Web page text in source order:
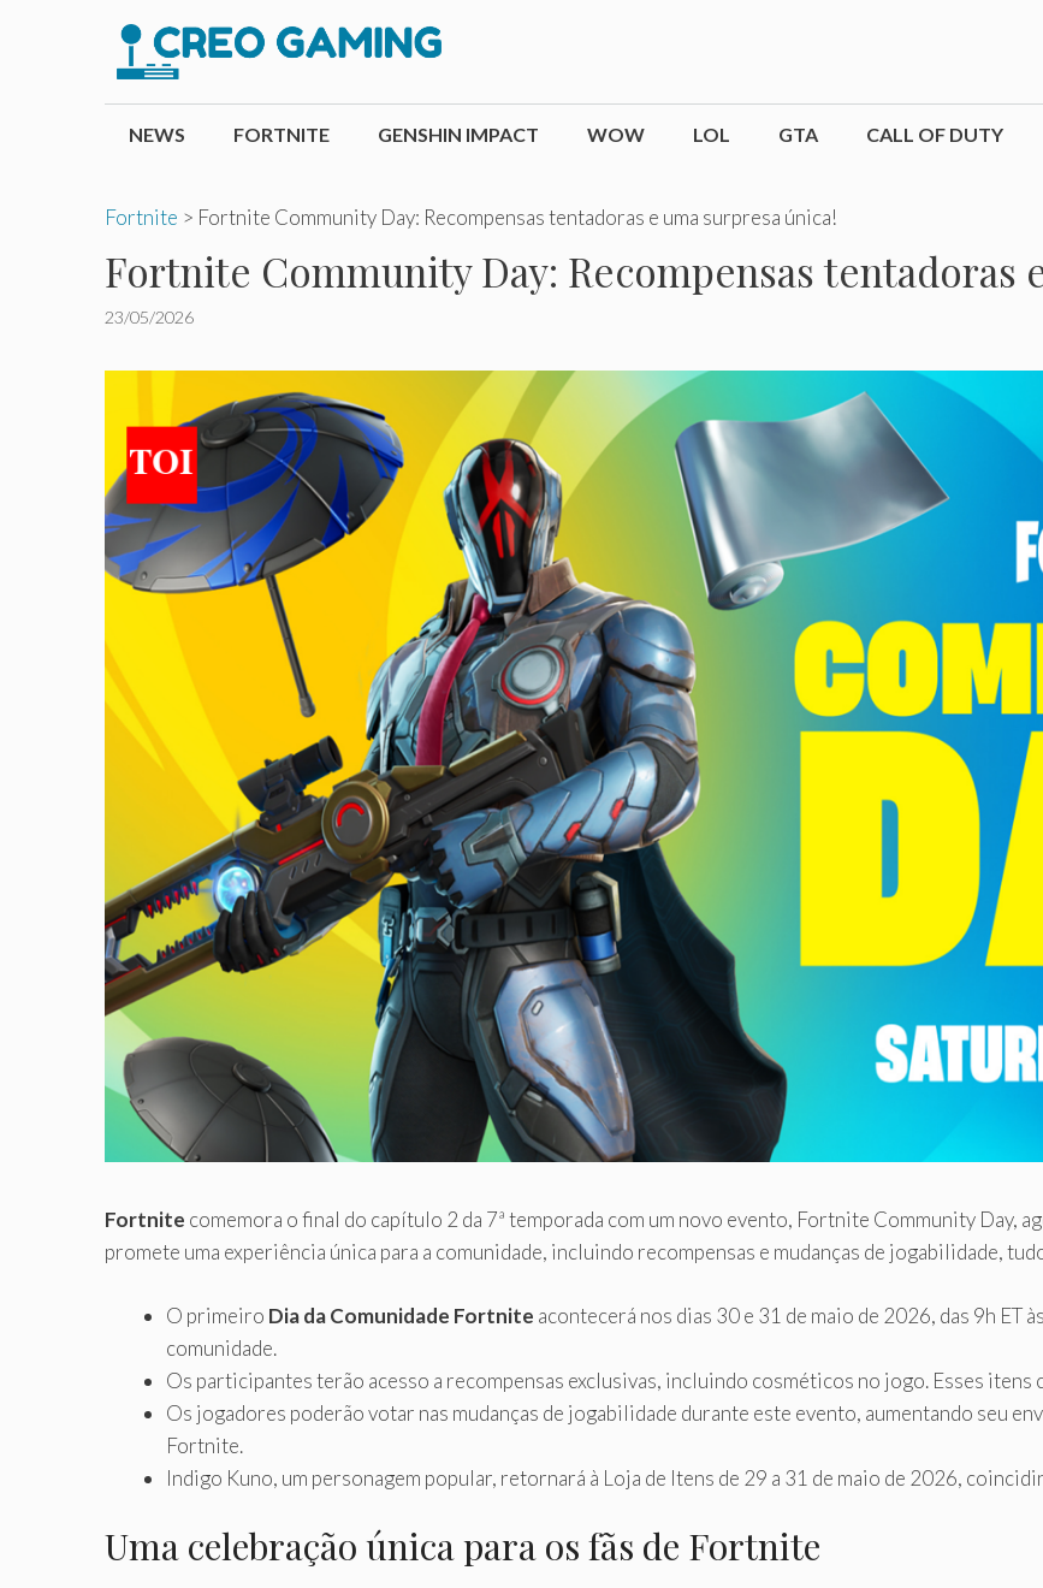
conteúdo
NEWS FORTNITE GENSHIN IMPACT WOW LOL GTA CALL OF DUTY
Fortnite > Fortnite Community Day: Recompensas tentadoras e uma surpresa única!
Fortnite Community Day: Recompensas tentadoras
23/05/2026
Fortnite comemora o final do capítulo 2 da 7ª temporada com um novo evento, Fortnite Community Day,
promete uma experiência única para a comunidade, incluindo recompensas e mudanças de jogabilidade,
O primeiro Dia da Comunidade Fortnite acontecerá nos dias 30 e 31 de maio de 2026, das 9h ET
comunidade.
Os participantes terão acesso a recompensas exclusivas, incluindo cosméticos no jogo. Esses itens
Os jogadores poderão votar nas mudanças de jogabilidade durante este evento, aumentando seu
Fortnite.
Indigo Kuno, um personagem popular, retornará à Loja de Itens de 29 a 31 de maio de 2026,
Uma celebração única para os fãs de Fortnite